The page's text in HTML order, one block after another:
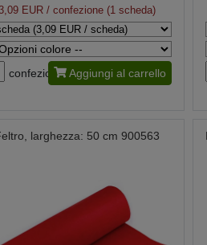
3,09 EUR / confezione (1 scheda)
confezione Aggiungi al carrello
larghezza: 50 cm 900563